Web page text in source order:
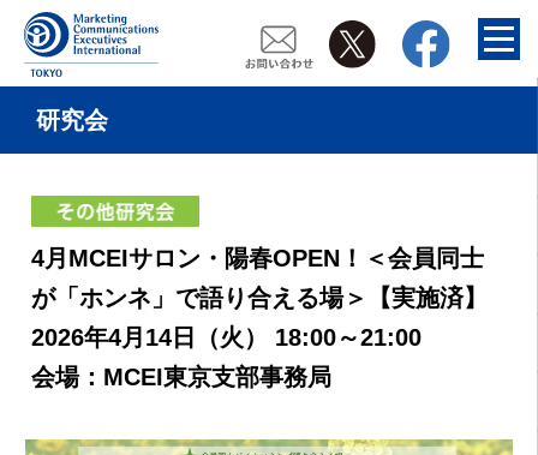
研究会
4月MCEIサロン・陽春OPEN！＜会員同士
が「ホンネ」で語り合える場＞【実施済】
2026年4月14日（火） 18:00～21:00
会場：MCEI東京支部事務局